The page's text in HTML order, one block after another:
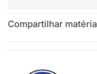
Compartilhar matéria